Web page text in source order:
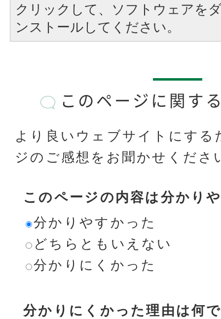
クリックして、ソフトウェアを
ンストールしてください。
このページに関す
より良いウェブサイトにする
ジのご感想をお聞かせくださ
このページの内容は分かり
分かりやすかった
どちらともいえない
分かりにくかった
分かりにくかった理由は何